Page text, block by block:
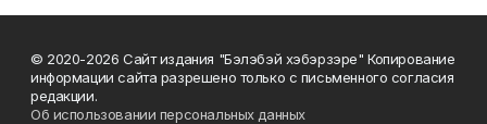
© 2020-2026 Сайт издания "Бэлэбэй хэбэрзэре" Копирование
информации сайта разрешено только с письменного согласия
редакции.
Об использовании персональных данных